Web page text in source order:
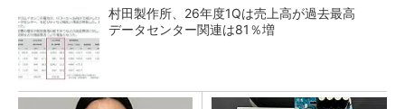
村田製作所、26年度1Qは売上高が過去最高
データセンター関連は81％増